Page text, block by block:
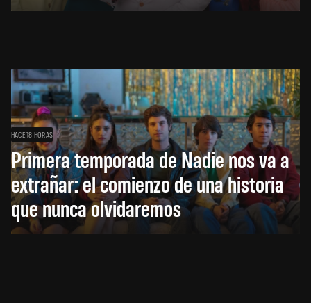
HACE 18 HORAS
Primera temporada de Nadie nos va a
extrañar: el comienzo de una historia
que nunca olvidaremos